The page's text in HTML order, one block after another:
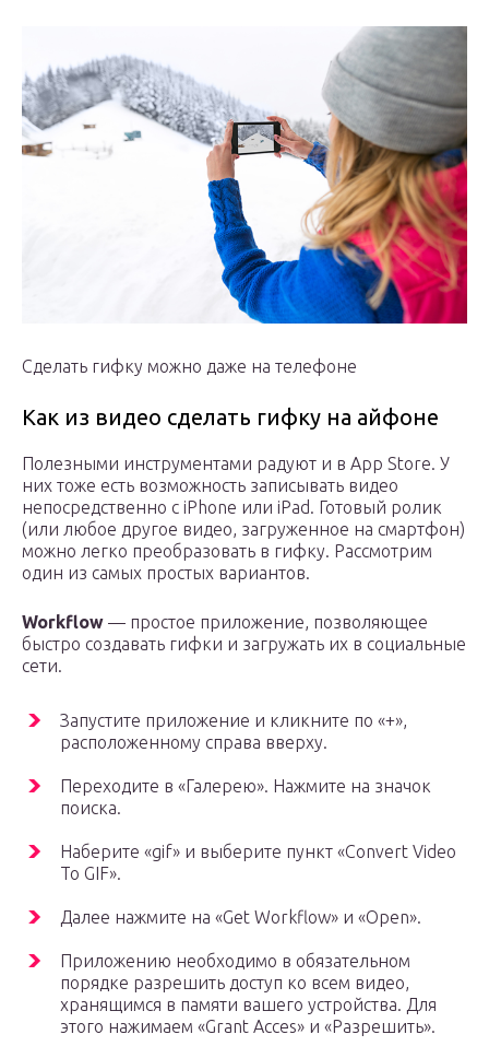
Сделать гифку можно даже на телефоне
Как из видео сделать гифку на айфоне
Полезными инструментами радуют и в App Store. У
них тоже есть возможность записывать видео
непосредственно с iPhone или iPad. Готовый ролик
(или любое другое видео, загруженное на смартфон)
можно легко преобразовать в гифку. Рассмотрим
один из самых простых вариантов.
Workflow — простое приложение, позволяющее
быстро создавать гифки и загружать их в социальные
сети.
Запустите приложение и кликните по «+»,
расположенному справа вверху.
Переходите в «Галерею». Нажмите на значок
поиска.
Наберите «gif» и выберите пункт «Convert Video
To GIF».
Далее нажмите на «Get Workflow» и «Open».
Приложению необходимо в обязательном
порядке разрешить доступ ко всем видео,
хранящимся в памяти вашего устройства. Для
этого нажимаем «Grant Acces» и «Разрешить».